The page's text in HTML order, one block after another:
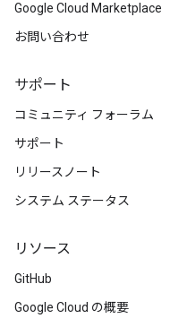
Google Cloud Marketplace
お問い合わせ
サポート
コミュニティ フォーラム
サポート
リリースノート
システム ステータス
リソース
GitHub
Google Cloud の概要